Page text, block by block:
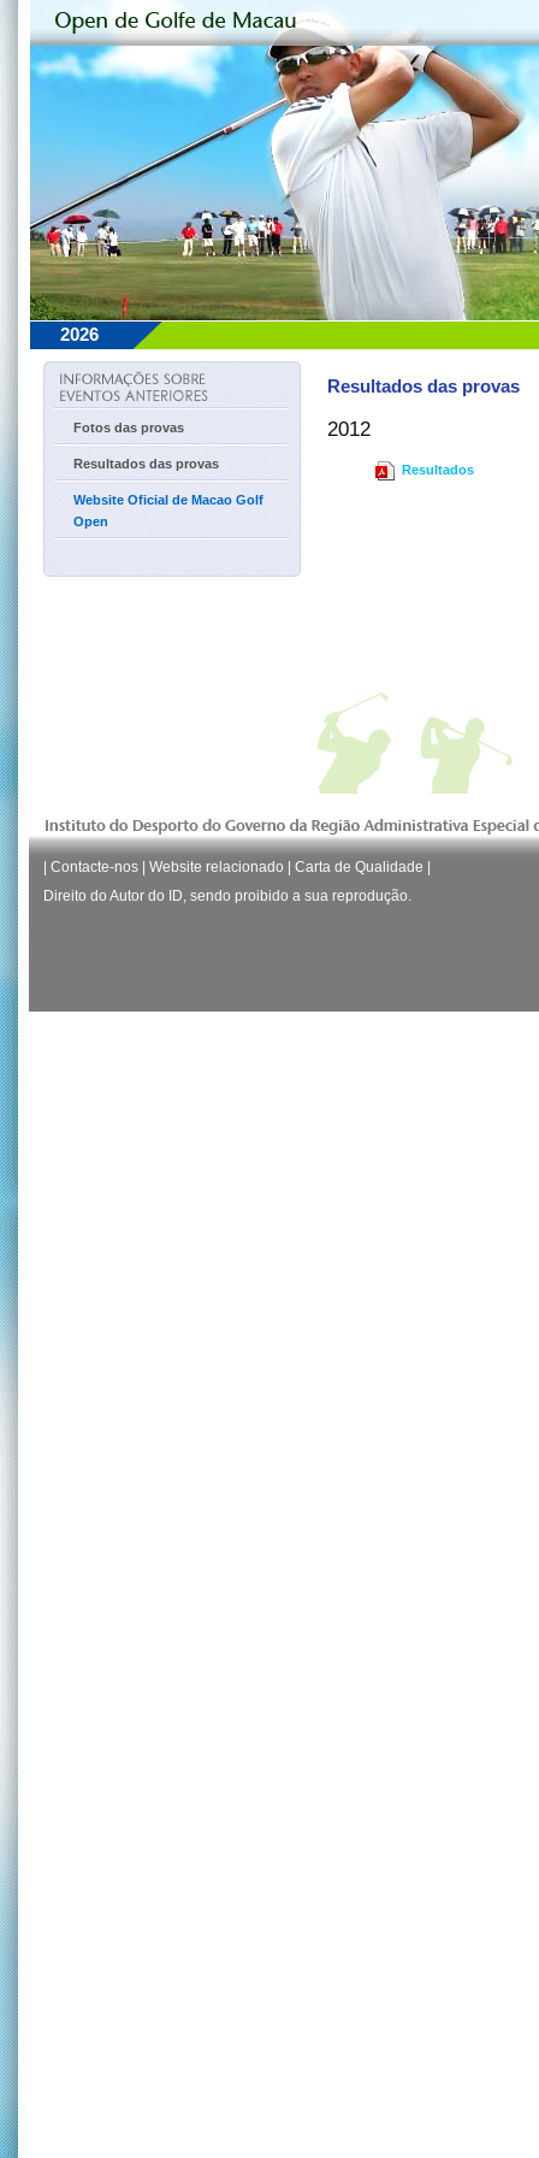
2026
Fotos das provas
Resultados das provas
Website Oficial de Macao Golf
Open
Resultados das provas
2012
Resultados
Contacte-nos Website relacionado Carta de Qualidade
Direito do Autor do ID, sendo proibido a sua reprodução.